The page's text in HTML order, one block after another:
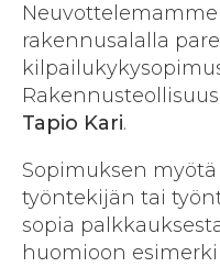
rakennusalalla
Tapio Kari.
Sopimuksen
työntekijän tai
sopia
huomioon